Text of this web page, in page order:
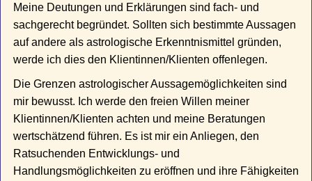
Meine Deutungen und Erklärungen sind fach‐ und
sachgerecht begründet. Sollten sich bestimmte Aussagen
auf andere als astrologische Erkenntnismittel gründen,
werde ich dies den Klientinnen/Klienten offenlegen.
Die Grenzen astrologischer Aussagemöglichkeiten sind
mir bewusst. Ich werde den freien Willen meiner
Klientinnen/Klienten achten und meine Beratungen
wertschätzend führen. Es ist mir ein Anliegen, den
Ratsuchenden Entwicklungs‐ und
Handlungsmöglichkeiten zu eröffnen und ihre Fähigkeiten